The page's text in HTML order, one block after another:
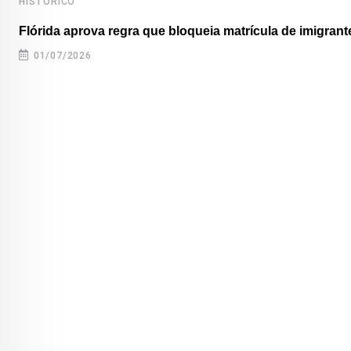
Flórida aprova regra que bloqueia matrícula de
01/07/2026